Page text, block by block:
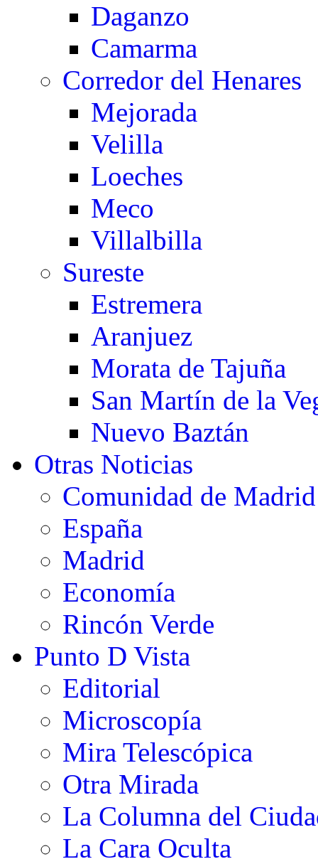
Daganzo
Camarma
Corredor del Henares
Mejorada
Velilla
Loeches
Meco
Villalbilla
Sureste
Estremera
Aranjuez
Morata de Tajuña
San Martín de la
Nuevo Baztán
Otras Noticias
Comunidad de Madrid
España
Madrid
Economía
Rincón Verde
Punto D Vista
Editorial
Microscopía
Mira Telescópica
Otra Mirada
La Columna del
La Cara Oculta